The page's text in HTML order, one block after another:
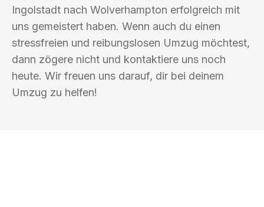
Ingolstadt nach Wolverhampton erfolgreich mit
uns gemeistert haben. Wenn auch du einen
stressfreien und reibungslosen Umzug möchtest,
dann zögere nicht und kontaktiere uns noch
heute. Wir freuen uns darauf, dir bei deinem
Umzug zu helfen!